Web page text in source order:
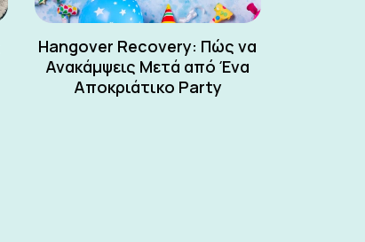
Hangover Recovery: Πώς να
Ανακάμψεις Μετά από Ένα
Αποκριάτικο Party